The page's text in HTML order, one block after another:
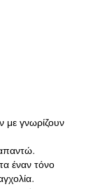
με γνωρίζουν
έναν τόνο